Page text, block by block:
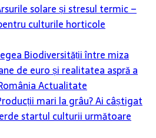
solare și stresul termic –
culturile horticole
Biodiversității între miza
de euro și realitatea aspră a
Actualitate
mari la grâu? Ai câștigat
startul culturii următoare